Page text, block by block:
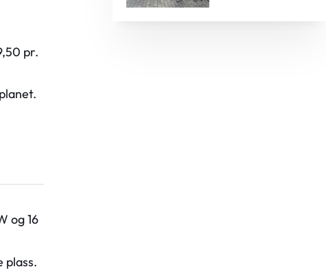
pr.
og 16
plass.